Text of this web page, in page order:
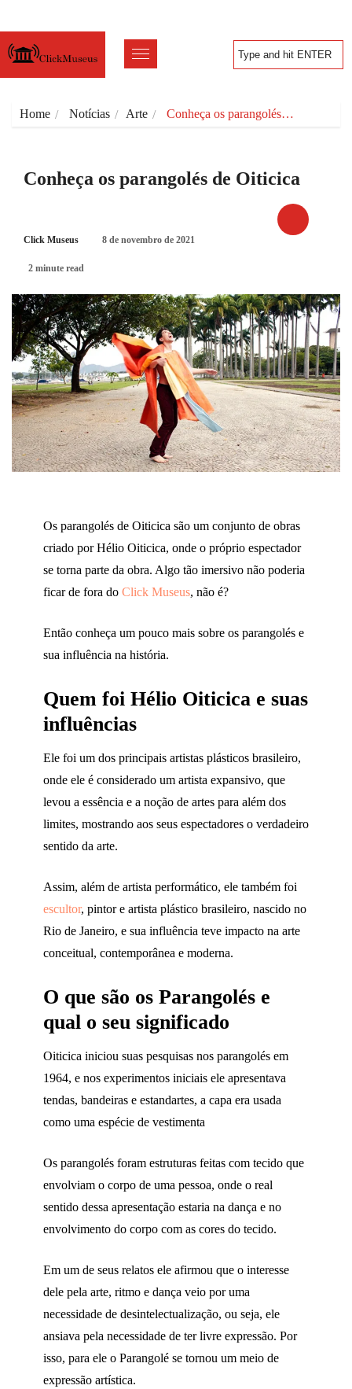
Home Notícias Arte Conheça os parangolés…
Conheça os parangolés de Oiticica
Click Museus 8 de novembro de 2021
2 minute read
Os parangolés de Oiticica são um conjunto de obras
criado por Hélio Oiticica, onde o próprio espectador
se torna parte da obra. Algo tão imersivo não poderia
ficar de fora do Click Museus, não é?
Então conheça um pouco mais sobre os parangolés e
sua influência na história.
Quem foi Hélio Oiticica e suas
influências
Ele foi um dos principais artistas plásticos brasileiro,
onde ele é considerado um artista expansivo, que
levou a essência e a noção de artes para além dos
limites, mostrando aos seus espectadores o verdadeiro
sentido da arte.
Assim, além de artista performático, ele também foi
escultor, pintor e artista plástico brasileiro, nascido no
Rio de Janeiro, e sua influência teve impacto na arte
conceitual, contemporânea e moderna.
O que são os Parangolés e
qual o seu significado
Oiticica iniciou suas pesquisas nos parangolés em
1964, e nos experimentos iniciais ele apresentava
tendas, bandeiras e estandartes, a capa era usada
como uma espécie de vestimenta
Os parangolés foram estruturas feitas com tecido que
envolviam o corpo de uma pessoa, onde o real
sentido dessa apresentação estaria na dança e no
envolvimento do corpo com as cores do tecido.
Em um de seus relatos ele afirmou que o interesse
dele pela arte, ritmo e dança veio por uma
necessidade de desintelectualização, ou seja, ele
ansiava pela necessidade de ter livre expressão. Por
isso, para ele o Parangolé se tornou um meio de
expressão artística.